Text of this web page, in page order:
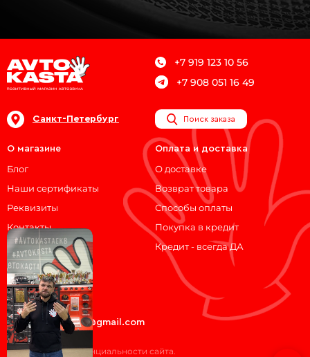
+7 919 123 10 56
+7 908 051 16 49
Санкт-Петербург Поиск заказа
О магазине
Блог
Наши сертификаты
Реквизиты
Контакты
Оплата и доставка
О доставке
Возврат товара
Способы оплаты
Покупка в кредит
Кредит - всегда ДА
Мы на связи!
ВКонтакте
Telegram
avtokasta74@gmail.com
Политика конфиденциальности сайта.